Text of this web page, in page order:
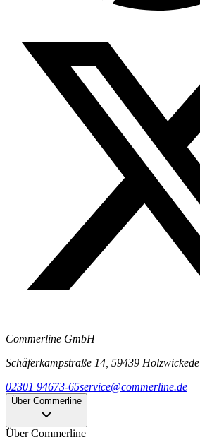
Commerline GmbH
Schäferkampstraße 14, 59439 Holzwickede
02301 94673-65service@commerline.de
Über Commerline
Über Commerline